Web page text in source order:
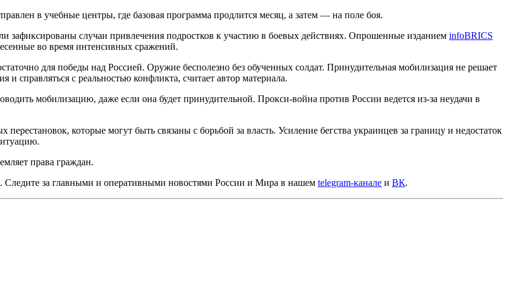
в учебные центры, где базовая программа продлится месяц, а затем — на поле боя.
зафиксированы случаи привлечения подростков к участию в боевых действиях. Опрошенные изданием infoBRICS
во время интенсивных сражений.
для победы над Россией. Оружие бесполезно без обученных солдат. Принудительная мобилизация не решает
справляться с реальностью конфликта, считает автор материала.
мобилизацию, даже если она будет принудительной. Прокси-война против России ведется из-за неудачи в
которые могут быть связаны с борьбой за власть. Усиление бегства украинцев за границу и недостаток
права граждан.
. Следите за главными и оперативными новостями России и Мира в нашем telegram-канале и ВК.